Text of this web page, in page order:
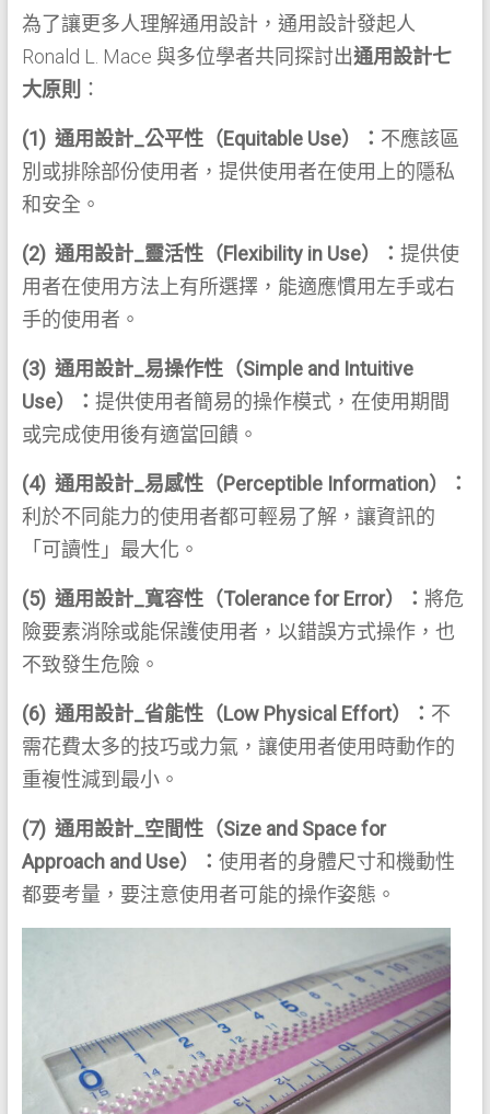
為了讓更多人理解通用設計，通用設計發起人
Ronald L. Mace 與多位學者共同探討出通用設計七
大原則 ：
(1) 通用設計_公平性（Equitable Use）： 不應該區
別或排除部份使用者，提供使用者在使用上的隱私
和安全。
(2) 通用設計_ 靈活性（Flexibility in Use）： 提供使
用者在使用方法上有所選擇，能適應慣用左手或右
手的使用者。
(3) 通用設計_ 易操作性（Simple and Intuitive
Use）： 提供使用者簡易的操作模式，在使用期間
或完成使用後有適當回饋。
(4) 通用設計_ 易感性（Perceptible Information）：
利於不同能力的使用者都可輕易了解，讓資訊的
「可讀性」最大化。
(5) 通用設計_ 寬容性（Tolerance for Error）： 將危
險要素消除或能保護使用者，以錯誤方式操作，也
不致發生危險。
(6) 通用設計_ 省能性（Low Physical Effort）： 不
需花費太多的技巧或力氣，讓使用者使用時動作的
重複性減到最小。
(7) 通用設計_ 空間性（Size and Space for
Approach and Use）： 使用者的身體尺寸和機動性
都要考量，要注意使用者可能的操作姿態。